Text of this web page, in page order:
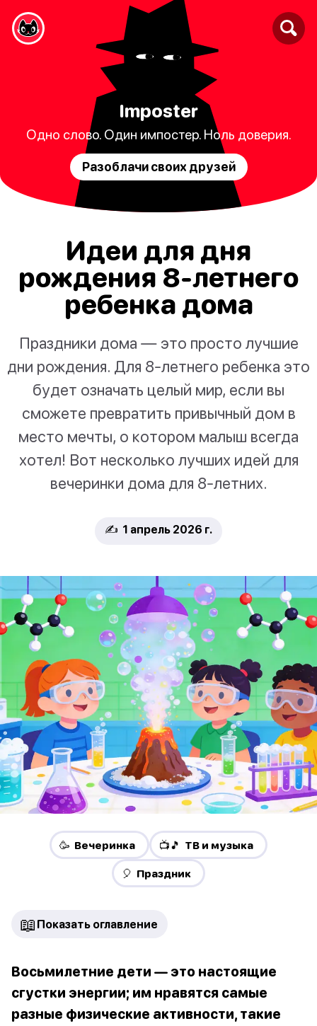
Imposter
Одно слово. Один импостер. Ноль доверия.
Разоблачи своих друзей
Идеи для дня
рождения 8-летнего
ребенка дома
Праздники дома — это просто лучшие
дни рождения. Для 8-летнего ребенка это
будет означать целый мир, если вы
сможете превратить привычный дом в
место мечты, о котором малыш всегда
хотел! Вот несколько лучших идей для
вечеринки дома для 8-летних.
✍️ 1 апрель 2026 г.
🥳 Вечеринка 📺🎵 ТВ и музыка
🎈 Праздник
📖 Показать оглавление
Восьмилетние дети — это настоящие
сгустки энергии; им нравятся самые
разные физические активности, такие